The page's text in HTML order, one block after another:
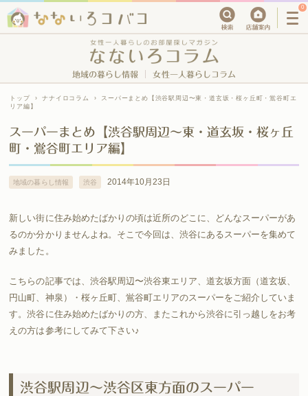
0
地域の暮らし情報 女性一人暮らしコラム
トップ › ナナイロコラム ›
スーパーまとめ【渋谷駅周辺〜東・道玄坂・桜ヶ丘町・鴬谷町エ
リア編】
スーパーまとめ【渋谷駅周辺〜東・道玄坂・桜ヶ丘
町・鴬谷町エリア編】
地域の暮らし情報 渋谷 2014年10月23日
新しい街に住み始めたばかりの頃は近所のどこに、どんなスーパーがあ
るのか分かりませんよね。そこで今回は、渋谷にあるスーパーを集めて
みました。
こちらの記事では、渋谷駅周辺〜渋谷東エリア、道玄坂方面（道玄坂、
円山町、神泉）・桜ヶ丘町、鴬谷町エリアのスーパーをご紹介していま
す。渋谷に住み始めたばかりの方、またこれから渋谷に引っ越しをお考
えの方は参考にしてみて下さい♪
渋谷駅周辺〜渋谷区東方面のスーパー